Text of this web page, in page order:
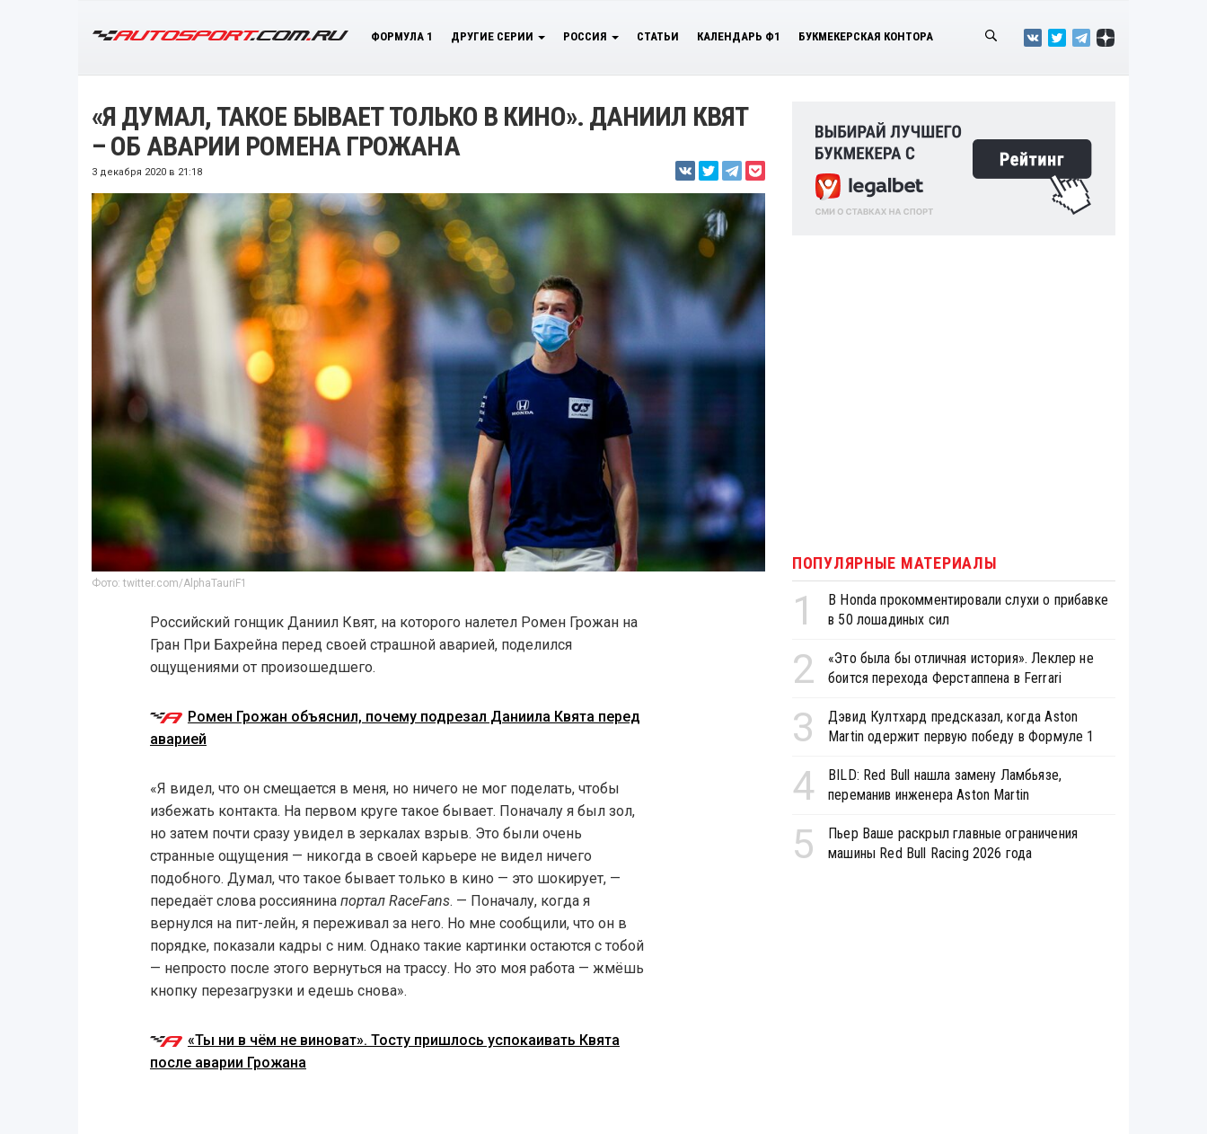
ФОРМУЛА 1 ДРУГИЕ СЕРИИ РОССИЯ СТАТЬИ КАЛЕНДАРЬ Ф1 БУКМЕКЕРСКАЯ КОНТОРА
«Я ДУМАЛ, ТАКОЕ БЫВАЕТ ТОЛЬКО В КИНО». ДАНИИЛ КВЯТ
– ОБ АВАРИИ РОМЕНА ГРОЖАНА
3 декабря 2020 в 21:18
Фото: twitter.com/AlphaTauriF1
Российский гонщик Даниил Квят, на которого налетел Ромен Грожан на
Гран При Бахрейна перед своей страшной аварией, поделился
ощущениями от произошедшего.
Ромен Грожан объяснил, почему подрезал Даниила Квята перед
аварией
«Я видел, что он смещается в меня, но ничего не мог поделать, чтобы
избежать контакта. На первом круге такое бывает. Поначалу я был зол,
но затем почти сразу увидел в зеркалах взрыв. Это были очень
странные ощущения — никогда в своей карьере не видел ничего
подобного. Думал, что такое бывает только в кино — это шокирует, —
передаёт слова россиянина портал RaceFans. — Поначалу, когда я
вернулся на пит-лейн, я переживал за него. Но мне сообщили, что он в
порядке, показали кадры с ним. Однако такие картинки остаются с тобой
— непросто после этого вернуться на трассу. Но это моя работа — жмёшь
кнопку перезагрузки и едешь снова».
«Ты ни в чём не виноват». Тосту пришлось успокаивать Квята
после аварии Грожана
ПОПУЛЯРНЫЕ МАТЕРИАЛЫ
1
В Honda прокомментировали слухи о прибавке
в 50 лошадиных сил
2
«Это была бы отличная история». Леклер не
боится перехода Ферстаппена в Ferrari
3
Дэвид Култхард предсказал, когда Aston
Martin одержит первую победу в Формуле 1
4
BILD: Red Bull нашла замену Ламбьязе,
переманив инженера Aston Martin
5
Пьер Ваше раскрыл главные ограничения
машины Red Bull Racing 2026 года